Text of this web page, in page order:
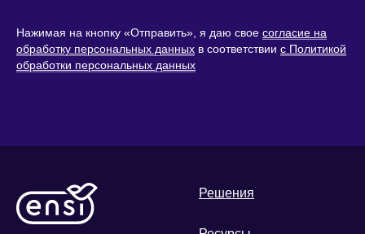
Нажимая на кнопку «Отправить», я даю свое согласие на
обработку персональных данных в соответствии с Политикой
обработки персональных данных
Решения